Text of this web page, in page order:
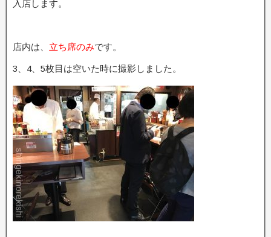
入店します。
店内は、 立ち席のみです。
3、4、5枚目は空いた時に撮影しました。